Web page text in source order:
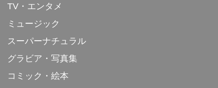
TV・エンタメ
ミュージック
スーパーナチュラル
グラビア・写真集
コミック・絵本